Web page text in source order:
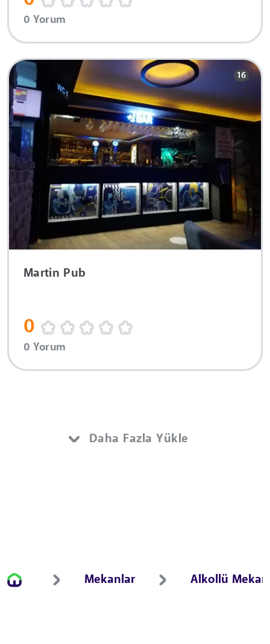
0 Yorum
16
Martin Pub
0
0 Yorum
Daha Fazla Yükle
Mekanlar Alkollü